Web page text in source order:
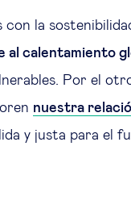
la
al calentamiento
Por el
nuestra
y justa para el